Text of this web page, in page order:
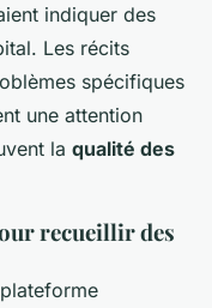
indiquer des
Les récits
spécifiques
une attention
la qualité des
recueillir des